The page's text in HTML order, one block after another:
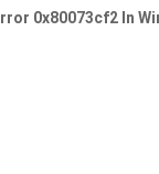
0x80073cf2 In